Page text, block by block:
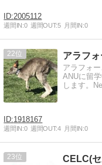
2005112
週間IN:0 週間OUT:5 月間IN:0
22 アラフ
アラフォ
ANUに留
します。
1918167
週間IN:0 週間OUT:4 月間IN:0
23 CELC(